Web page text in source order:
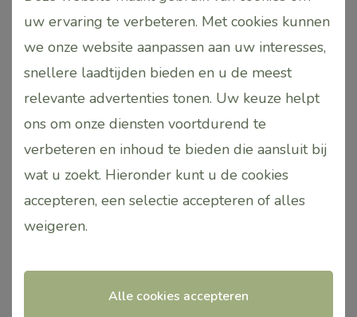
roller Goede Nacht
Opties
selecteren
roller Warm Hart
Opties
selecteren
uw ervaring te verbeteren. Met cookies kunnen
we onze website aanpassen aan uw interesses,
snellere laadtijden bieden en u de meest
relevante advertenties tonen. Uw keuze helpt
ons om onze diensten voortdurend te
verbeteren en inhoud te bieden die aansluit bij
wat u zoekt. Hieronder kunt u de cookies
accepteren, een selectie accepteren of alles
weigeren.
Alle cookies accepteren